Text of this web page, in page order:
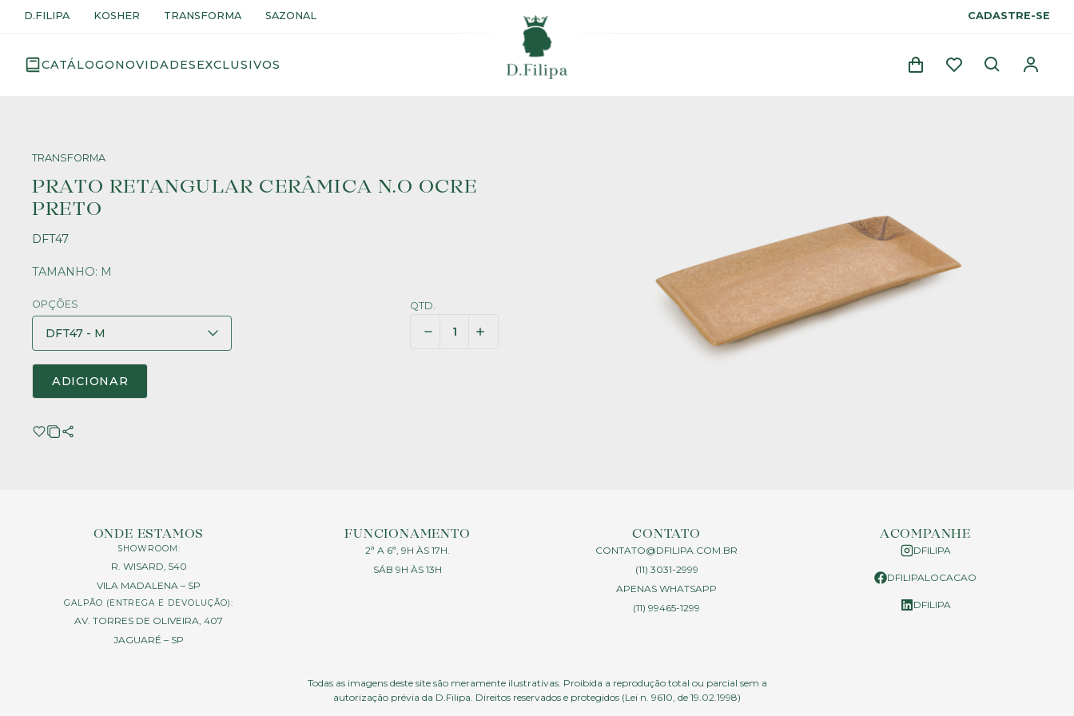
D.FILIPA KOSHER TRANSFORMA SAZONAL CADASTRE-SE
CATÁLOGONOVIDADESEXCLUSIVOS
TRANSFORMA
PRATO RETANGULAR CERÂMICA N.O OCRE
PRETO
DFT47
TAMANHO: M
OPÇÕES QTD.
ADICIONAR
ONDE ESTAMOS
SHOWROOM:
R. WISARD, 540
VILA MADALENA – SP
GALPÃO (ENTREGA E DEVOLUÇÃO):
AV. TORRES DE OLIVEIRA, 407
JAGUARÉ – SP
FUNCIONAMENTO
2ª A 6ª, 9H ÀS 17H.
SÁB 9H ÀS 13H
CONTATO
CONTATO@DFILIPA.COM.BR
(11) 3031-2999
APENAS WHATSAPP
(11) 99465-1299
ACOMPANHE
DFILIPA
DFILIPALOCACAO
DFILIPA
Todas as imagens deste site são meramente ilustrativas. Proibida a reprodução total ou parcial sem a
autorização prévia da D.Filipa. Direitos reservados e protegidos (Lei n. 9610, de 19.02.1998)